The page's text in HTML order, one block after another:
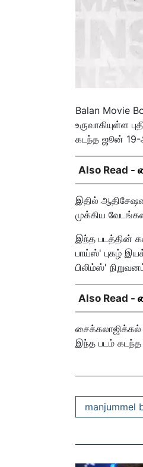
Balan Movie
உருவாகியுள்ள
கடந்த ஜூன் 19-
Also Read -
இதில்
முக்கிய
இந்த படத்தின்
பாய்ஸ்' புகழ்
பிலிம்ஸ்'
Also Read -
சைக்கலாஜிக்கல்
இந்த படம் கடந்த
manjummel